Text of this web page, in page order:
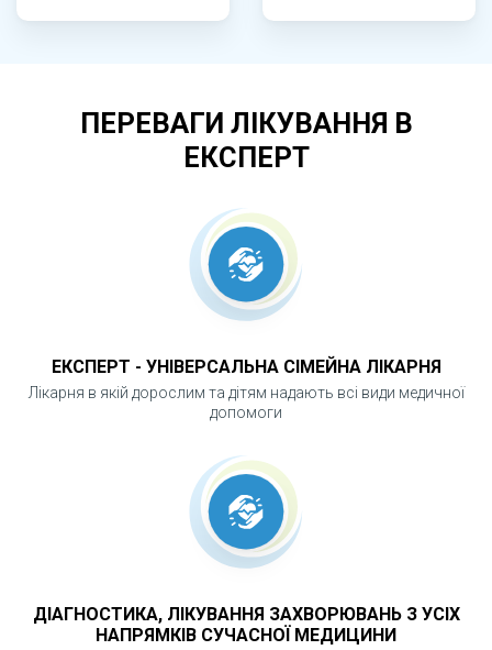
дослідження.
ВАЖЛИВИМ?
Раннє виявлення порушень розвитку
кульшових суглобів дозволяє розпочати
лікування вчасно та уникнути серйозних
ускладнень у майбутньому. УЗД допомагає
запобігти порушенням ходи, болю та
забезпечуючи правильний розвиток опорно-
рухового апарату дитини.
ПЕРЕВАГИ ЛІКУВАННЯ В
ЕКСПЕРТ
ЕКСПЕРТ - УНІВЕРСАЛЬНА СІМЕЙНА ЛІКАРНЯ
Лікарня в якій дорослим та дітям надають всі види медичної
допомоги
ДІАГНОСТИКА, ЛІКУВАННЯ ЗАХВОРЮВАНЬ З УСІХ
НАПРЯМКІВ СУЧАСНОЇ МЕДИЦИНИ